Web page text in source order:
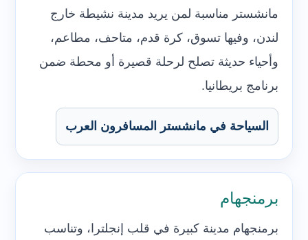
مانشستر مناسبة لمن يريد مدينة نشيطة خارج
لندن، وفيها تسوق، كرة قدم، متاحف، مطاعم،
وأحياء حديثة تصلح لرحلة قصيرة أو محطة ضمن
برنامج بريطانيا.
السياحة في مانشستر المسافرون العرب
برمنجهام
برمنجهام مدينة كبيرة في قلب إنجلترا، وتناسب